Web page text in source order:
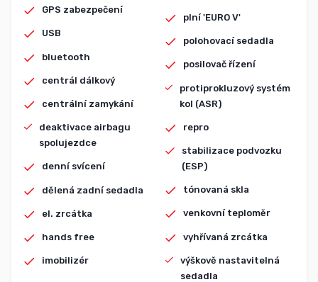
GPS zabezpečení
USB
bluetooth
centrál dálkový
centrální zamykání
deaktivace airbagu
spolujezdce
denní svícení
dělená zadní sedadla
el. zrcátka
hands free
imobilizér
plní 'EURO V'
polohovací sedadla
posilovač řízení
protiprokluzový systém
kol (ASR)
repro
stabilizace podvozku
(ESP)
tónovaná skla
venkovní teploměr
vyhřívaná zrcátka
výškově nastavitelná
sedadla